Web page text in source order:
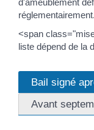
réglementairement.
<span
liste dépend de la
Bail signé
Avant